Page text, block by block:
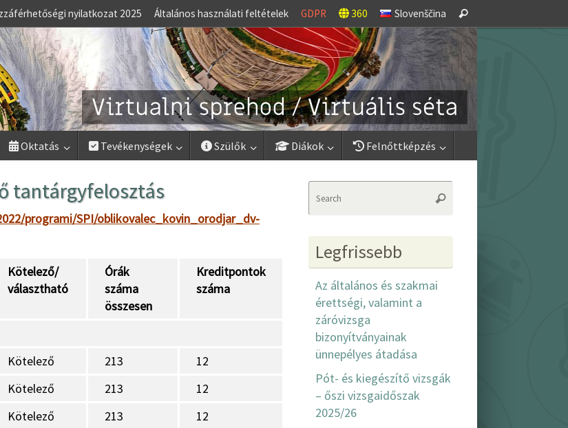
nyilatkozat 2025 Általános használati feltételek GDPR 360 Slovenščina
for:
Search
Oktatás Tevékenységek Szülők Diákok Felnőttképzés
tantárgyfelosztás
programi/SPI/oblikovalec_kovin_orodjar_dv-
Kötelező/
választható
Órák
száma
összesen
Kreditpontok
száma
Kötelező 213
12
Kötelező 213
12
Kötelező 213
12
Search
Legfrissebb
Az általános és szakmai
érettségi, valamint a
záróvizsga
bizonyítványainak
ünnepélyes átadása
Pót- és kiegészítő vizsgák
– őszi vizsgaidőszak
2025/26